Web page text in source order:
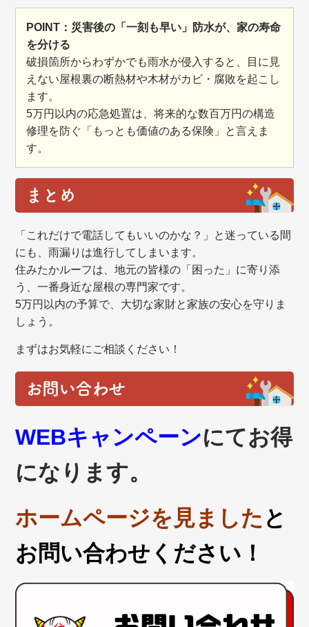
POINT：災害後の「一刻も早い」防水が、家の寿命
を分ける
破損箇所からわずかでも雨水が侵入すると、目に見
えない屋根裏の断熱材や木材がカビ・腐敗を起こし
ます。
5万円以内の応急処置は、将来的な数百万円の構造
修理を防ぐ「もっとも価値のある保険」と言えま
す。
まとめ
「これだけで電話してもいいのかな？」と迷っている間
にも、雨漏りは進行してしまいます。
住みたかルーフは、地元の皆様の「困った」に寄り添
う、一番身近な屋根の専門家です。
5万円以内の予算で、大切な家財と家族の安心を守りま
しょう。
まずはお気軽にご相談ください！
お問い合わせ
WEBキャンペーンにてお得
になります。
ホームページを見ました と
お問い合わせください！